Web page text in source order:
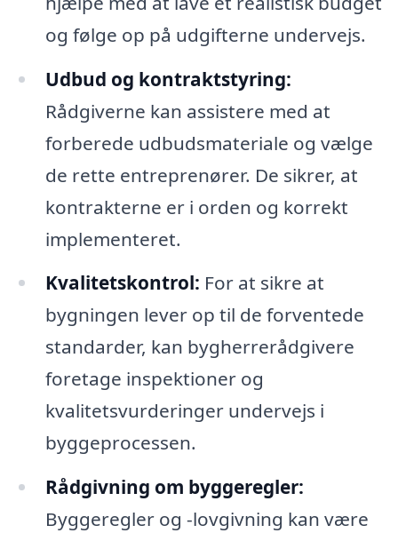
og følge op på udgifterne undervejs.
Udbud og kontraktstyring:
Rådgiverne kan assistere med at
forberede udbudsmateriale og vælge
de rette entreprenører. De sikrer, at
kontrakterne er i orden og korrekt
implementeret.
Kvalitetskontrol: For at sikre at
bygningen lever op til de forventede
standarder, kan bygherrerådgivere
foretage inspektioner og
kvalitetsvurderinger undervejs i
byggeprocessen.
Rådgivning om byggeregler:
Byggeregler og -lovgivning kan være